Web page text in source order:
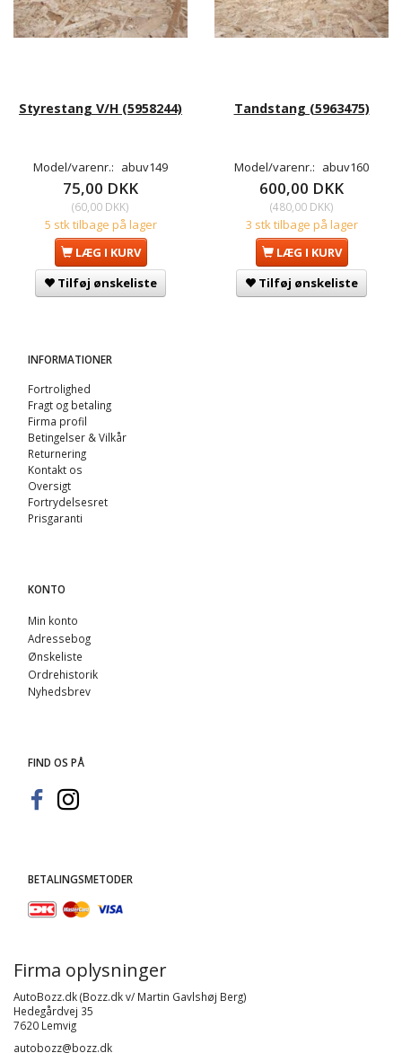
Styrestang V/H (5958244)
Model/varenr.: abuv149
75,00 DKK
(60,00 DKK)
5 stk tilbage på lager
LÆG I KURV
Tilføj ønskeliste
Tandstang (5963475)
Model/varenr.: abuv160
600,00 DKK
(480,00 DKK)
3 stk tilbage på lager
LÆG I KURV
Tilføj ønskeliste
INFORMATIONER
Fortrolighed
Fragt og betaling
Firma profil
Betingelser & Vilkår
Returnering
Kontakt os
Oversigt
Fortrydelsesret
Prisgaranti
KONTO
Min konto
Adressebog
Ønskeliste
Ordrehistorik
Nyhedsbrev
FIND OS PÅ
BETALINGSMETODER
Firma oplysninger
AutoBozz.dk (Bozz.dk v/ Martin Gavlshøj Berg)
Hedegårdvej 35
7620 Lemvig
autobozz@bozz.dk